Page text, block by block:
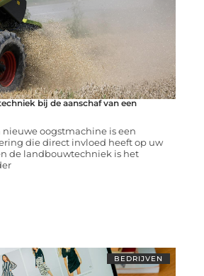
bij de aanschaf van een
nieuwe oogstmachine is een
die direct invloed heeft op uw
de landbouwtechniek is het
BEDRIJVEN